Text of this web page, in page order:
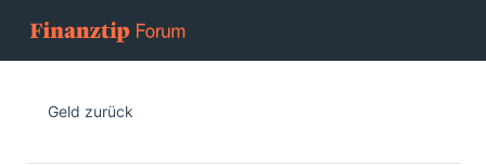
Geld zurück